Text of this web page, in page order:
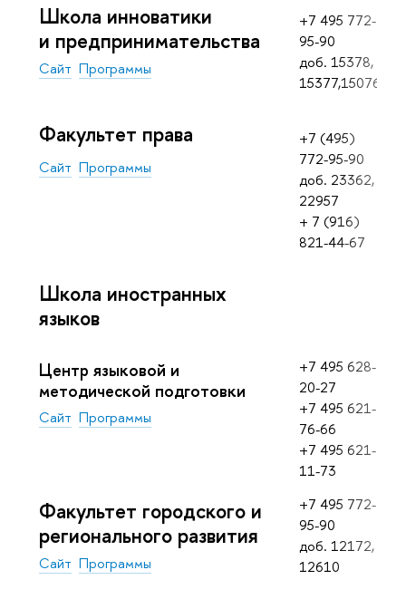
Школа инноватики
и предпринимательства
Сайт Программы
+7 495 772-
95-90
доб. 15378,
15377,15076
Факультет права
Сайт Программы
+7 (495)
772-95-90
доб. 23362,
22957
+ 7 (916)
821-44-67
Школа иностранных
языков
Центр языковой и
методической подготовки
Сайт Программы
+7 495 628-
20-27
+7 495 621-
76-66
+7 495 621-
11-73
Факультет городского и
регионального развития
Сайт Программы
+7 495 772-
95-90
доб. 12172,
12610